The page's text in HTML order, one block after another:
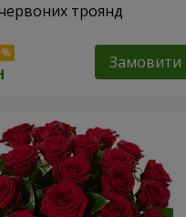
троянд
Замовити